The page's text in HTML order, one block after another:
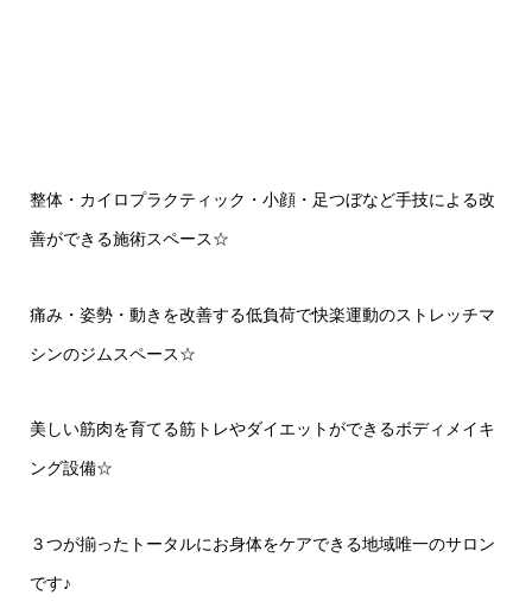
整体・カイロプラクティック・小顔・足つぼなど手技による改
善ができる施術スペース☆
痛み・姿勢・動きを改善する低負荷で快楽運動のストレッチマ
シンのジムスペース☆
美しい筋肉を育てる筋トレやダイエットができるボディメイキ
ング設備☆
３つが揃ったトータルにお身体をケアできる地域唯一のサロン
です♪